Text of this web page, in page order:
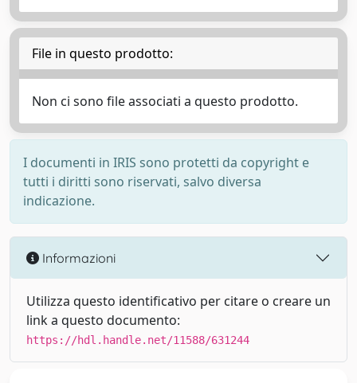
File in questo prodotto:
Non ci sono file associati a questo prodotto.
I documenti in IRIS sono protetti da copyright e
tutti i diritti sono riservati, salvo diversa
indicazione.
Informazioni
Utilizza questo identificativo per citare o creare un
link a questo documento:
https://hdl.handle.net/11588/631244